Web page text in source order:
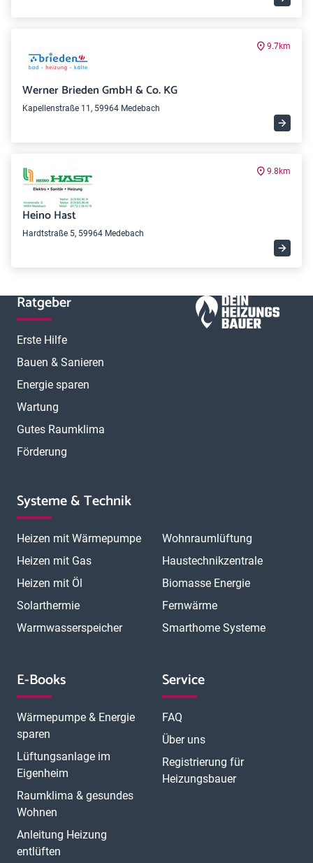
9.7km
Werner Brieden GmbH & Co. KG
Kapellenstraße 11, 59964 Medebach
9.8km
Heino Hast
Hardtstraße 5, 59964 Medebach
Ratgeber
Erste Hilfe
Bauen & Sanieren
Energie sparen
Wartung
Gutes Raumklima
Förderung
Systeme & Technik
Heizen mit Wärmepumpe
Heizen mit Gas
Heizen mit Öl
Solarthermie
Warmwasserspeicher
Wohnraumlüftung
Haustechnikzentrale
Biomasse Energie
Fernwärme
Smarthome Systeme
E-Books
Wärmepumpe & Energie
sparen
Lüftungsanlage im
Eigenheim
Raumklima & gesundes
Wohnen
Anleitung Heizung
entlüften
Service
FAQ
Über uns
Registrierung für
Heizungsbauer